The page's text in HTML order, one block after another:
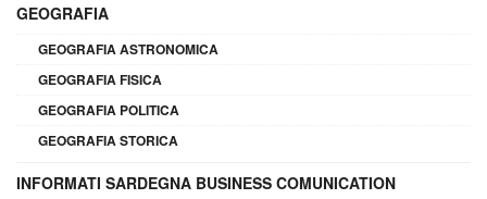
GEOGRAFIA
GEOGRAFIA ASTRONOMICA
GEOGRAFIA FISICA
GEOGRAFIA POLITICA
GEOGRAFIA STORICA
INFORMATI SARDEGNA BUSINESS COMUNICATION